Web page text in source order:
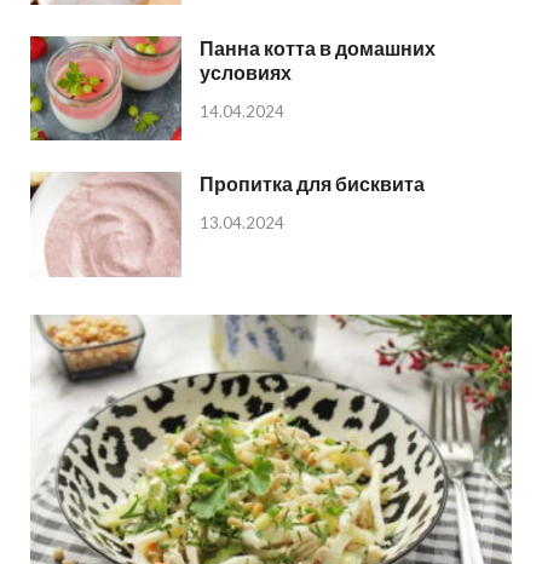
Панна котта в домашних
условиях
14.04.2024
Пропитка для бисквита
13.04.2024